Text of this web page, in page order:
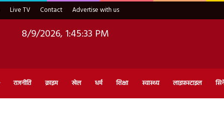
Live TV Contact Advertise with us
8/9/2026, 1:45:34 PM
राजनीति क्राइम खेल धर्म शिक्षा स्वास्थ्य लाइफ़स्टाइल